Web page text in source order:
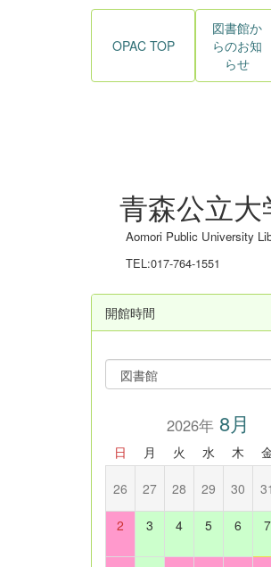
OPAC TOP
図書館か
らのお知
らせ
青森公立大
Aomori Public University
TEL:017-764-1551
開館時間
2026年8月
日 月 火 水 木
26 27 28 29 30 31
2 3 4 5 6 7